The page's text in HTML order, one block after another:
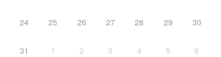
24 25 26 27 28 29 30
31 1 2 3 4 5 6